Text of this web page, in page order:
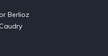
Berlioz